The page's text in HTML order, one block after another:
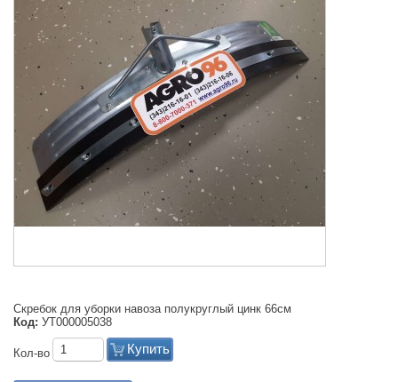
Скребок для уборки навоза полукруглый цинк 66см
Код: УТ000005038
Кол-во Купить